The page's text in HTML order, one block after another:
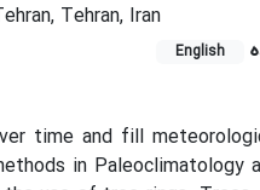
Tehran, Iran
English
time and fill
in Paleoclimatology